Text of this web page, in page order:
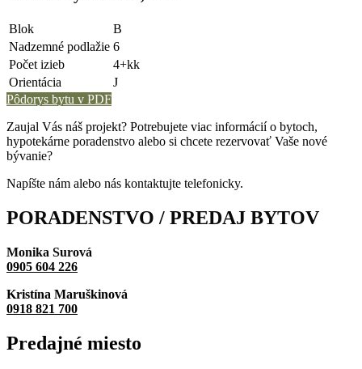
Blok
B
Nadzemné podlažie 6
Počet izieb
4+kk
Orientácia
J
Pôdorys bytu v PDF
Zaujal Vás náš projekt? Potrebujete viac informácií o bytoch,
hypotekárne poradenstvo alebo si chcete rezervovať Vaše nové
bývanie?
Napíšte nám alebo nás kontaktujte telefonicky.
PORADENSTVO / PREDAJ BYTOV
Monika Surová
0905 604 226
Kristína Maruškinová
0918 821 700
Predajné miesto